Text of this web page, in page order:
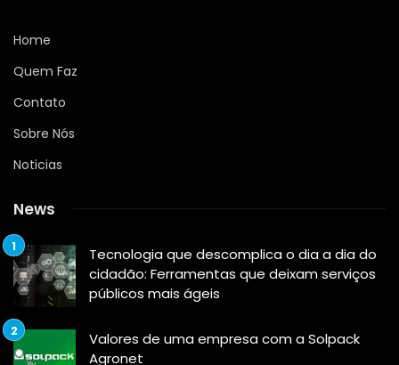
Home
Quem Faz
Contato
Sobre Nós
Noticias
News
Tecnologia que descomplica o dia a dia do
cidadão: Ferramentas que deixam serviços
públicos mais ágeis
Valores de uma empresa com a Solpack
Agronet